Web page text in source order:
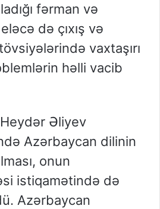
fərman və
də çıxış və
vaxtaşırı
həlli vacib
Əliyev
Azərbaycan dilinin
onun
istiqamətində də
Azərbaycan